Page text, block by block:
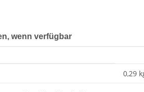
wenn verfügbar
0,29